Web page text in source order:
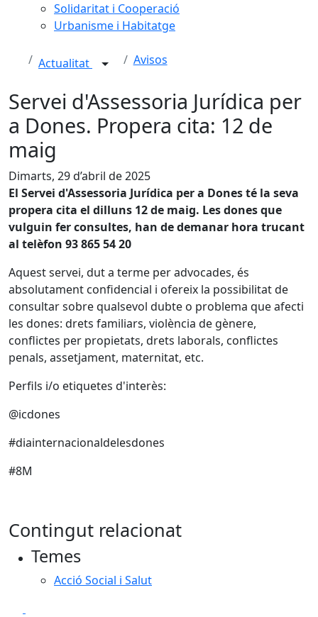
Solidaritat i Cooperació
Urbanisme i Habitatge
Actualitat Avisos
Servei d'Assessoria Jurídica per
a Dones. Propera cita: 12 de
maig
Dimarts, 29 d’abril de 2025
El Servei d'Assessoria Jurídica per a Dones té la seva
propera cita el dilluns 12 de maig. Les dones que
vulguin fer consultes, han de demanar hora trucant
al telèfon 93 865 54 20
Aquest servei, dut a terme per advocades, és
absolutament confidencial i ofereix la possibilitat de
consultar sobre qualsevol dubte o problema que afecti
les dones: drets familiars, violència de gènere,
conflictes per propietats, drets laborals, conflictes
penals, assetjament, maternitat, etc.
Perfils i/o etiquetes d'interès:
@icdones
#diainternacionaldelesdones
#8M
Contingut relacionat
Temes
Acció Social i Salut